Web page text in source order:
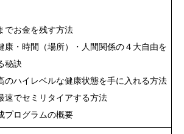
でお金を残す方法
康・時間（場所）・人間関係の４大自由を
秘訣
のハイレベルな健康状態を手に入れる方法
速でセミリタイアする方法
プログラムの概要